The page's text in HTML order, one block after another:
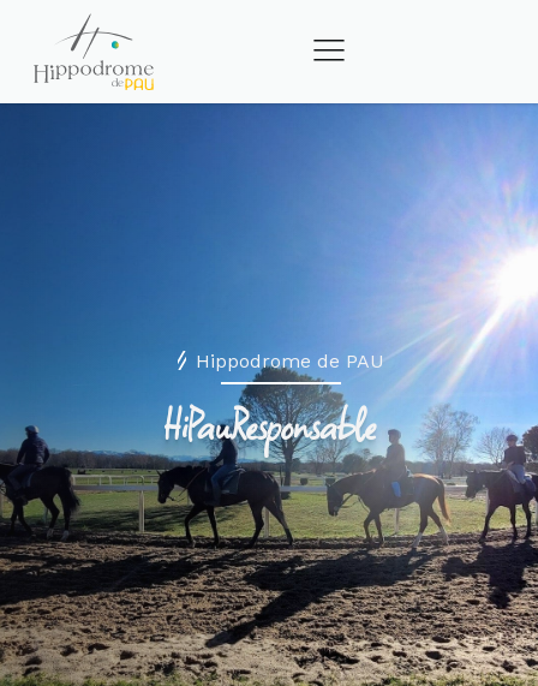
Hippodrome de PAU
HiPauResponsable